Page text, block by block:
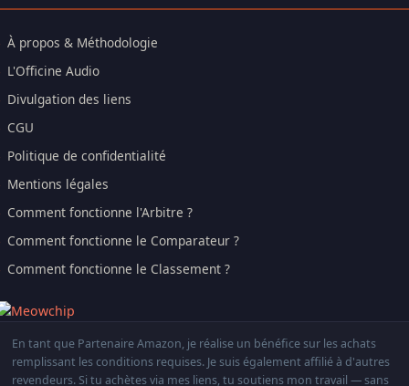
À propos & Méthodologie
L'Officine Audio
Divulgation des liens
CGU
Politique de confidentialité
Mentions légales
Comment fonctionne l'Arbitre ?
Comment fonctionne le Comparateur ?
Comment fonctionne le Classement ?
En tant que Partenaire Amazon, je réalise un bénéfice sur les achats
remplissant les conditions requises. Je suis également affilié à d'autres
revendeurs. Si tu achètes via mes liens, tu soutiens mon travail — sans